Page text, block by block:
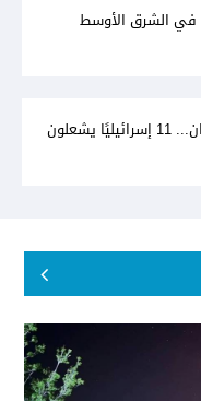
في الشرق الأوسط
عبور مفاجئ إلى لبنان... 11 إسرائيليًا يشعلون